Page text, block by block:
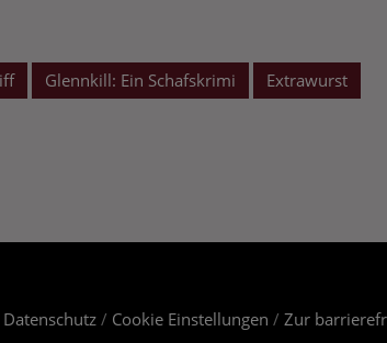
Glennkill: Ein Schafskrimi Extrawurst
Datenschutz/ Cookie Einstellungen / Zur